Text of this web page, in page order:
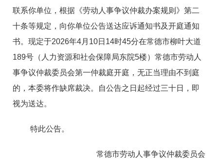
联系你单位，根据《劳动人事争议仲裁办案规则》第二
十条等规定，向你单位公告送达应诉通知书及开庭通知
书。现定于2026年4月10日14时45分在常德市柳叶大道
189号（人力资源和社会保障局东院5楼）常德市劳动人
事争议仲裁委员会第一仲裁庭开庭，无正当理由不到庭
的，本委将作缺席裁决。自公告之日起经过三十日，即
视为送达。
特此公告。
常德市劳动人事争议仲裁委员会